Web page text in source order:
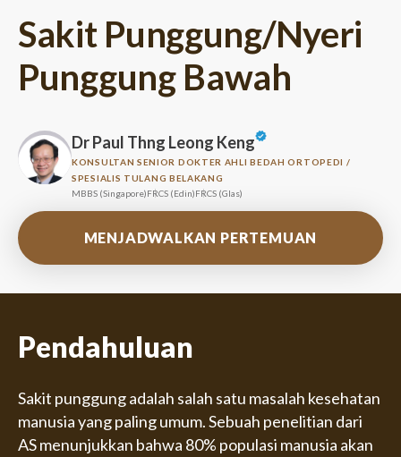
Sakit Punggung/Nyeri
Punggung Bawah
Dr Paul Thng Leong Keng
KONSULTAN SENIOR DOKTER AHLI BEDAH ORTOPEDI /
SPESIALIS TULANG BELAKANG
MBBS (Singapore)FRCS (Edin)FRCS (Glas)
MENJADWALKAN PERTEMUAN
Pendahuluan
Sakit punggung adalah salah satu masalah kesehatan
manusia yang paling umum. Sebuah penelitian dari
AS menunjukkan bahwa 80% populasi manusia akan